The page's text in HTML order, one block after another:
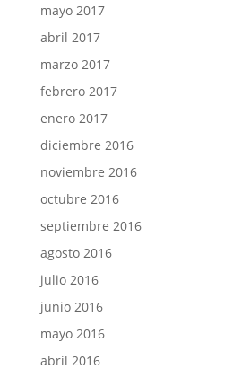
mayo 2017
abril 2017
marzo 2017
febrero 2017
enero 2017
diciembre 2016
noviembre 2016
octubre 2016
septiembre 2016
agosto 2016
julio 2016
junio 2016
mayo 2016
abril 2016